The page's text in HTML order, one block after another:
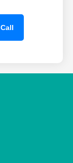
Call